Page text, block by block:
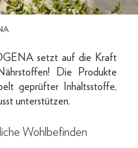
setzt auf die Kraft
Die Produkte
geprüfter Inhaltsstoffe,
unterstützen.
Wohlbefinden